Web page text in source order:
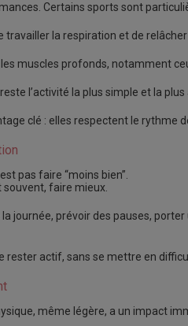
Certains sports sont
travailler la respiration et de relâcher
muscles profonds, notamment
reste l’activité la plus simple et la
clé : elles respectent le rythme
pas faire “moins bien”.
faire mieux.
la journée, prévoir des pauses,
rester actif, sans se mettre en
même légère, a un impact